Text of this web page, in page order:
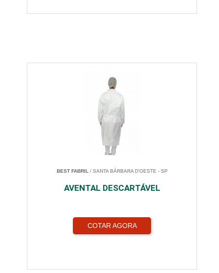
BEST FABRIL / SANTA BÁRBARA D'OESTE - SP
AVENTAL DESCARTÁVEL
COTAR AGORA